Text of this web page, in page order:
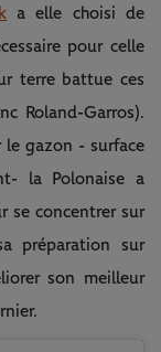
a elle choisi de
pour celle
terre battue ces
Roland-Garros).
le gazon - surface
la Polonaise a
se concentrer sur
préparation sur
son meilleur